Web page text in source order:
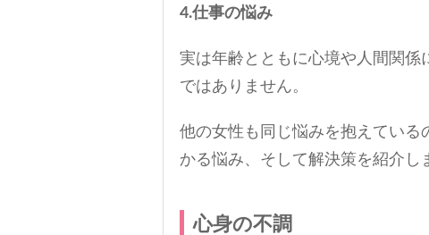
4.仕事の悩み
実は年齢とともに心境や人間関係
ではありません。
他の女性も同じ悩みを抱えている
かる悩み、そして解決策を紹介し
心身の不調